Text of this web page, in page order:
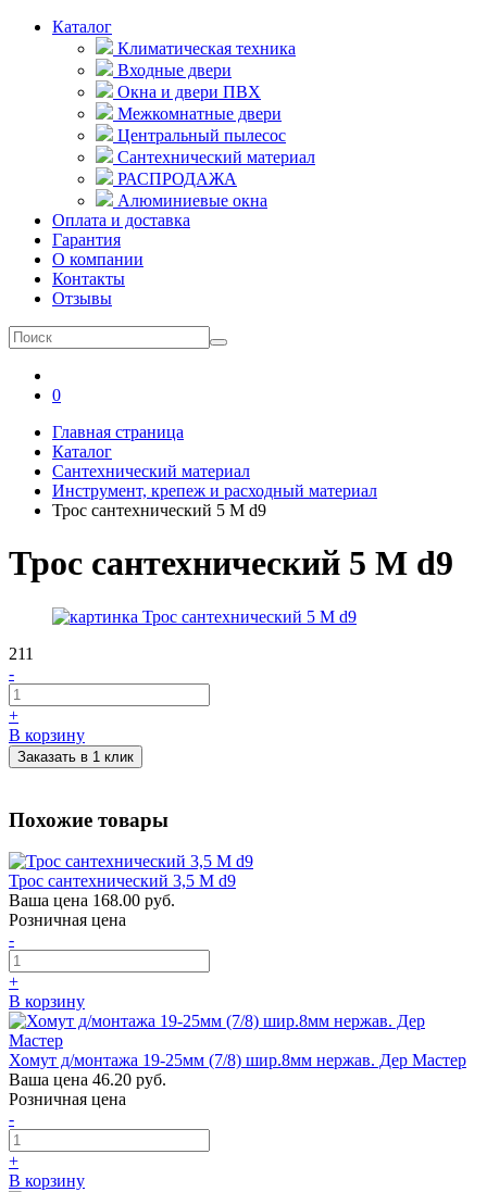
Каталог
Климатическая техника
Входные двери
Окна и двери ПВХ
Межкомнатные двери
Центральный пылесос
Сантехнический материал
РАСПРОДАЖА
Алюминиевые окна
Оплата и доставка
Гарантия
О компании
Контакты
Отзывы
0
Главная страница
Каталог
Сантехнический материал
Инструмент, крепеж и расходный материал
Трос сантехнический 5 М d9
Трос сантехнический 5 М d9
211
-
+
В корзину
Заказать в 1 клик
Похожие товары
Трос сантехнический 3,5 М d9
Ваша цена 168.00 руб.
Розничная цена
-
+
В корзину
Хомут д/монтажа 19-25мм (7/8) шир.8мм нержав. Дер Мастер
Ваша цена 46.20 руб.
Розничная цена
-
+
В корзину